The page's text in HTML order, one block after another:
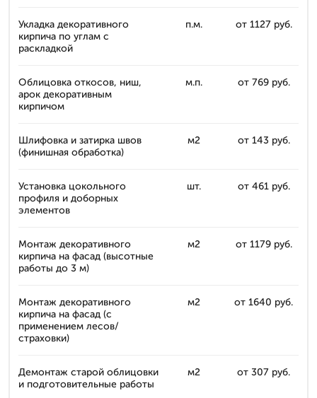
Укладка декоративного
кирпича по углам с
раскладкой
п.м. от 1127 руб.
Облицовка откосов, ниш,
арок декоративным
кирпичом
м.п. от 769 руб.
Шлифовка и затирка швов
(финишная обработка)
м2 от 143 руб.
Установка цокольного
профиля и доборных
элементов
шт. от 461 руб.
Монтаж декоративного
кирпича на фасад (высотные
работы до 3 м)
м2 от 1179 руб.
Монтаж декоративного
кирпича на фасад (с
применением лесов/
страховки)
м2 от 1640 руб.
Демонтаж старой облицовки
и подготовительные работы
м2 от 307 руб.